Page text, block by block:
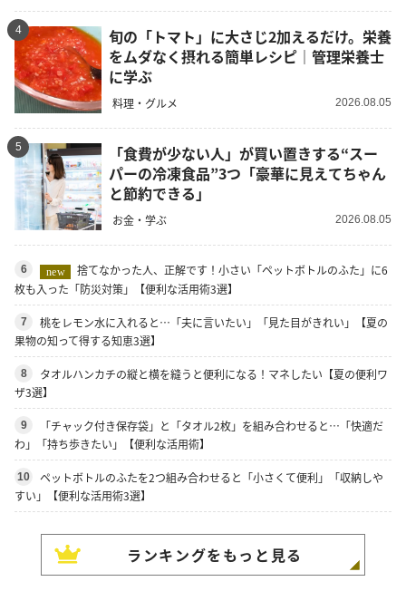
4
旬の「トマト」に大さじ2加えるだけ。栄養
をムダなく摂れる簡単レシピ｜管理栄養士
に学ぶ
料理・グルメ 2026.08.05
5
「食費が少ない人」が買い置きする“スー
パーの冷凍食品”3つ「豪華に見えてちゃん
と節約できる」
お金・学ぶ 2026.08.05
6 new
捨てなかった人、正解です！小さい「ペットボトルのふた」に6
枚も入った「防災対策」【便利な活用術3選】
7
桃をレモン水に入れると…「夫に言いたい」「見た目がきれい」【夏の
果物の知って得する知恵3選】
8
タオルハンカチの縦と横を縫うと便利になる！マネしたい【夏の便利ワ
ザ3選】
9
「チャック付き保存袋」と「タオル2枚」を組み合わせると…「快適だ
わ」「持ち歩きたい」【便利な活用術】
10
ペットボトルのふたを2つ組み合わせると「小さくて便利」「収納しや
すい」【便利な活用術3選】
ランキングをもっと見る